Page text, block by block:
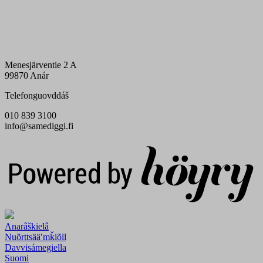
Menesjärventie 2 A
99870 Anár
Telefonguovddáš
010 839 3100
info@samediggi.fi
Anarâškielâ
Nuõrttsääʹmǩiõll
Davvisámegiella
Suomi